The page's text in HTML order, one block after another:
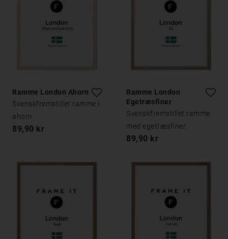
Ramme London Ahorn
Svenskfremstillet ramme i
ahorn
89,90 kr
Ramme London
Egetræsfiner
Svenskfremstillet ramme
med egetræsfiner
89,90 kr